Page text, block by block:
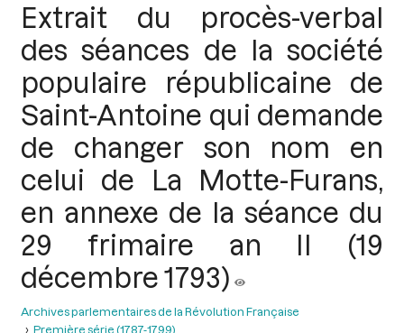
Extrait du procès-verbal
des séances de la société
populaire républicaine de
Saint-Antoine qui demande
de changer son nom en
celui de La Motte-Furans,
en annexe de la séance du
29 frimaire an II (19
décembre 1793)
Archives parlementaires de la Révolution Française
Première série (1787-1799)